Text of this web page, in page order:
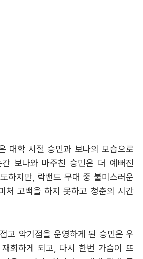
대학 시절 승민과 보나의 모습으로
보나와 마주친 승민은 더 예뻐진
하지만, 락밴드 무대 중 불미스러운
처 고백을 하지 못하고 청춘의 시간
고 악기점을 운영하게 된 승민은 우
회하게 되고, 다시 한번 가슴이 뜨